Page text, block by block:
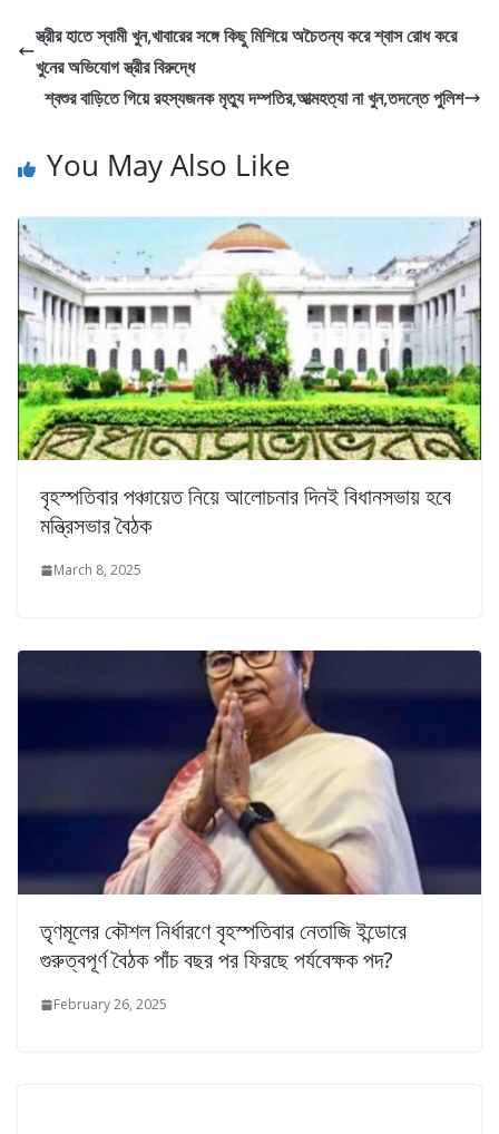
স্ত্রীর হাতে স্বামী খুন,খাবারের সঙ্গে কিছু মিশিয়ে অচৈতন্য করে শ্বাস রোধ করে
খুনের অভিযোগ স্ত্রীর বিরুদ্ধে
শ্বশুর বাড়িতে গিয়ে রহস্যজনক মৃত্যু দম্পতির,আত্মহত্যা না খুন,তদন্তে পুলিশ
You May Also Like
বৃহস্পতিবার পঞ্চায়েত নিয়ে আলোচনার দিনই বিধানসভায় হবে
মন্ত্রিসভার বৈঠক
March 8, 2025
তৃণমূলের কৌশল নির্ধারণে বৃহস্পতিবার নেতাজি ইন্ডোরে
গুরুত্বপূর্ণ বৈঠক পাঁচ বছর পর ফিরছে পর্যবেক্ষক পদ?
February 26, 2025